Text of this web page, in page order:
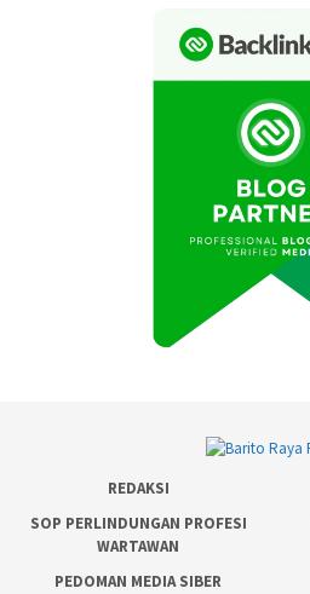
REDAKSI
SOP PERLINDUNGAN PROFESI
WARTAWAN
PEDOMAN MEDIA SIBER